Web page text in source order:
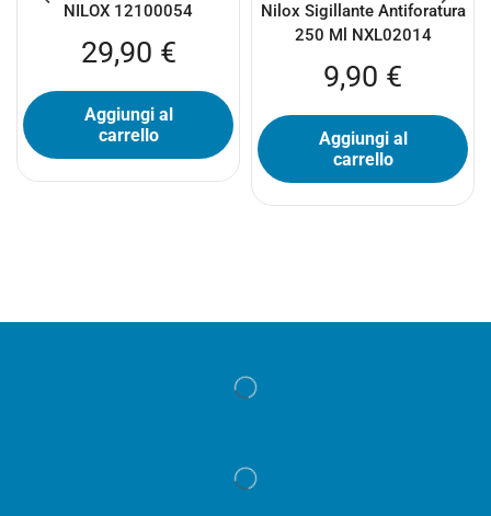
NILOX 12100054
29,90 €
Aggiungi al
carrello
Nilox Sigillante Antiforatura
250 Ml NXL02014
9,90 €
Aggiungi al
carrello